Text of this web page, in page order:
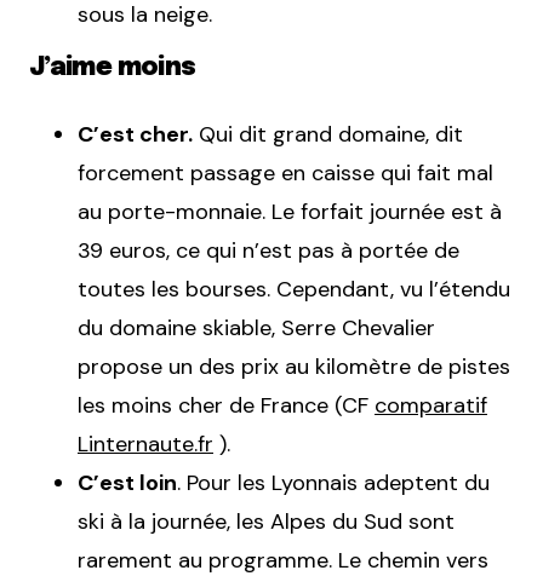
sous la neige.
J’aime moins
C’est cher. Qui dit grand domaine, dit
forcement passage en caisse qui fait mal
au porte-monnaie. Le forfait journée est à
39 euros, ce qui n’est pas à portée de
toutes les bourses. Cependant, vu l’étendu
du domaine skiable, Serre Chevalier
propose un des prix au kilomètre de pistes
les moins cher de France (CF comparatif
Linternaute.fr ).
C’est loin. Pour les Lyonnais adeptent du
ski à la journée, les Alpes du Sud sont
rarement au programme. Le chemin vers